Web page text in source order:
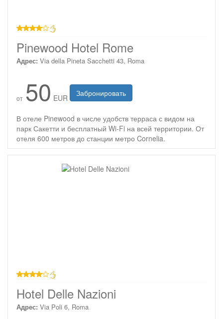
Pinewood Hotel Rome
Адрес: Via della Pineta Sacchetti 43, Roma
от 50 EUR Забронировать
В отеле Pinewood в числе удобств терраса с видом на
парк Сакетти и бесплатный Wi-Fi на всей территории. От
отеля 600 метров до станции метро Cornelia.
Hotel Delle Nazioni
Адрес: Via Poli 6, Roma